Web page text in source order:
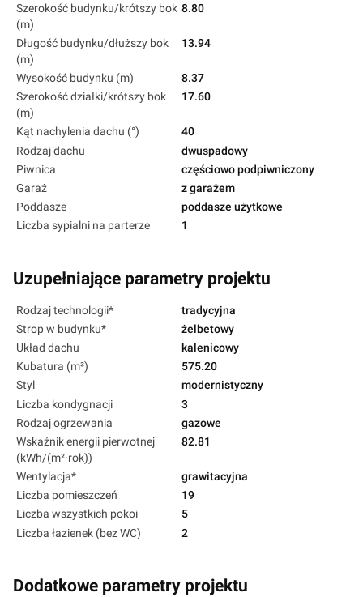
Szerokość budynku/krótszy bok
(m)
8.80
Długość budynku/dłuższy bok
(m)
13.94
Wysokość budynku (m)
8.37
Szerokość działki/krótszy bok
(m)
17.60
Kąt nachylenia dachu (°)
40
Rodzaj dachu
dwuspadowy
Piwnica
częściowo podpiwniczony
Garaż
z garażem
Poddasze
poddasze użytkowe
Liczba sypialni na parterze
1
Uzupełniające parametry projektu
Rodzaj technologii*
tradycyjna
Strop w budynku*
żelbetowy
Układ dachu
kalenicowy
Kubatura (m³)
575.20
Styl
modernistyczny
Liczba kondygnacji
3
Rodzaj ogrzewania
gazowe
Wskaźnik energii pierwotnej
(kWh/(m²·rok))
82.81
Wentylacja*
grawitacyjna
Liczba pomieszczeń
19
Liczba wszystkich pokoi
5
Liczba łazienek (bez WC)
2
Dodatkowe parametry projektu